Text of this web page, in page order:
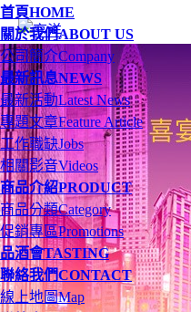
首頁HOME
關於我們ABOUT US
公司簡介Company
最新訊息NEWS
最新活動Latest News
專題文章Feature Article
工作職缺Jobs
相關影音Videos
商品介紹PRODUCT
商品分類Category
促銷專區Promotions
品酒會TASTING
聯絡我們CONTACT
線上地圖Map